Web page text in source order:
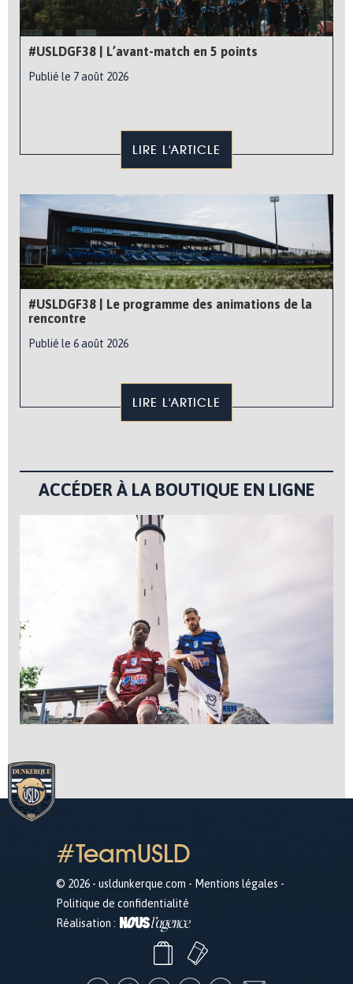
#USLDGF38 | L’avant-match en 5 points
Publié le 7 août 2026
LIRE L'ARTICLE
#USLDGF38 | Le programme des animations de la
rencontre
Publié le 6 août 2026
LIRE L'ARTICLE
ACCÉDER À LA BOUTIQUE EN LIGNE
#TeamUSLD
© 2026 - usldunkerque.com - Mentions légales -
Politique de confidentialité
Réalisation :